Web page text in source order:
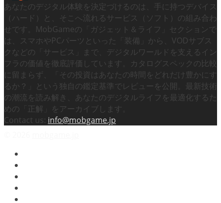
あなたのデジタル体験を決定づけるのは、手に持つデバイス
（ハード）と、そこへ流れるサービス（ソフト）の組み合わ
せです。MobGameの「ガジェット＆ライフ」セクションで
は、スマホやPCパーツといった「装備」から、VODサブス
クなどの「サービス」まで、デジタルワールドを支えるイン
フラの価値を徹底評価しています。カタログスペックの比較
に留まらず、「その投資はあなたの時間をどれだけ豊かにす
るか？」という独自の鑑定基準でレビューを公開。最新技術
の潮流を読み解き、あなたのデジタルライフを最適化するた
めの「正解」をアーカイブします。
Contact us: info@mobgame.jp